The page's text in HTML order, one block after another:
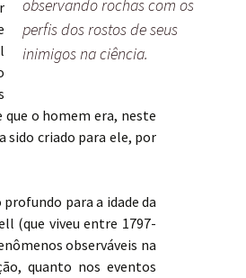
observando rochas com os
perfis dos rostos de seus
inimigos na ciência.
o homem era, neste
sido criado para ele, por
para a idade da
(que viveu entre 1797-
observáveis na
quanto nos eventos